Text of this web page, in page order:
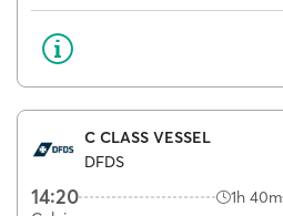
C CLASS VESSEL
DFDS
14:20 1h 40m